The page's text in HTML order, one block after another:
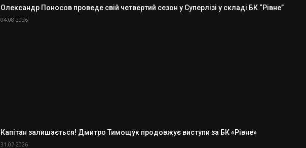
Олександр Поносов проведе свій четвертий сезон у Суперлізі у складі БК “Рівне”
04.08.2026
Капітан залишається! Дмитро Тимощук продовжує виступи за БК «Рівне»
31.07.2026